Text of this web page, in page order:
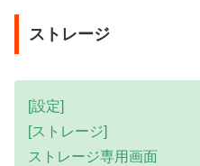
ストレージ
[設定]
[ストレージ]
ストレージ専用画面